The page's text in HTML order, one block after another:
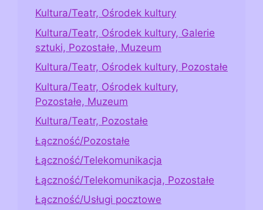
Kultura/Teatr, Ośrodek kultury
Kultura/Teatr, Ośrodek kultury, Galerie
sztuki, Pozostałe, Muzeum
Kultura/Teatr, Ośrodek kultury, Pozostałe
Kultura/Teatr, Ośrodek kultury,
Pozostałe, Muzeum
Kultura/Teatr, Pozostałe
Łączność/Pozostałe
Łączność/Telekomunikacja
Łączność/Telekomunikacja, Pozostałe
Łączność/Usługi pocztowe